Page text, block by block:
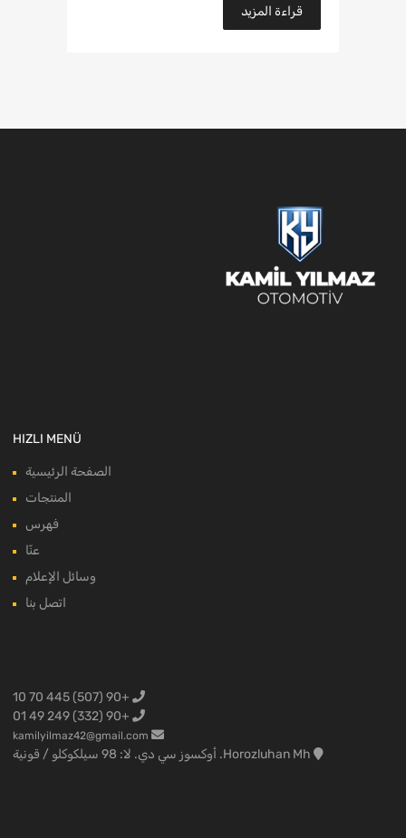
قراءة المزيد
HIZLI MENÜ
الصفحة الرئيسية
المنتجات
فهرس
عنّا
وسائل الإعلام
اتصل بنا
+90 (507) 445 70 10
+90 (332) 249 49 01
kamilyilmaz42@gmail.com
Horozluhan Mh. أوكسوز سي دي. لا: 98 سيلكوكلو / قونية